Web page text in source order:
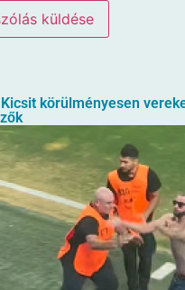
körülményesen